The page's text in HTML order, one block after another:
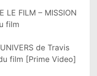
LE FILM – MISSION
film
de Travis
film [Prime Video]